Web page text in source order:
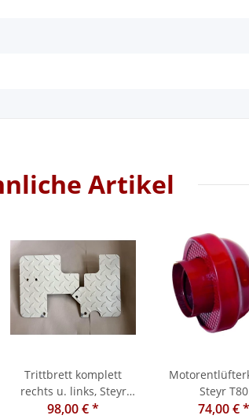
Artikel
Trittbrett komplett
rechts u. links, Steyr
T80 / 84 / 86
98,00 €*
Steyr T80
74,00 €*